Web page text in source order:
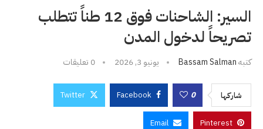
السير: الشاحنات فوق 12 طناً تتطلب
تصريحاً لدخول المدن
كتبهBassam Salman يونيو 3, 2026 0 تعليقات
شاركها 0
Facebook
Twitter
Pinterest
Email